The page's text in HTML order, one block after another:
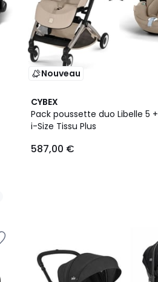
Nouveau
CYBEX
Pack poussette duo Libelle 5
i-Size Tissu Plus
587,00 €